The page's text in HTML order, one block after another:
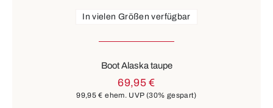
In vielen Größen verfügbar
Boot Alaska taupe
69,95 €
99,95 € ehem. UVP (30% gespart)